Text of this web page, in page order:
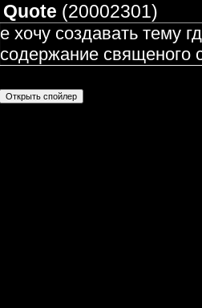
Quote (20002301)
е хочу создавать тему
содержание священого